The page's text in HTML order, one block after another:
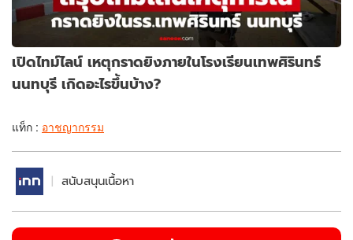
เปิดไทม์ไลน์ เหตุกราดยิงภายในโรงเรียนเทพศิรินทร์
นนทบุรี เกิดอะไรขึ้นบ้าง?
แท็ก : อาชญากรรม
สนับสนุนเนื้อหา